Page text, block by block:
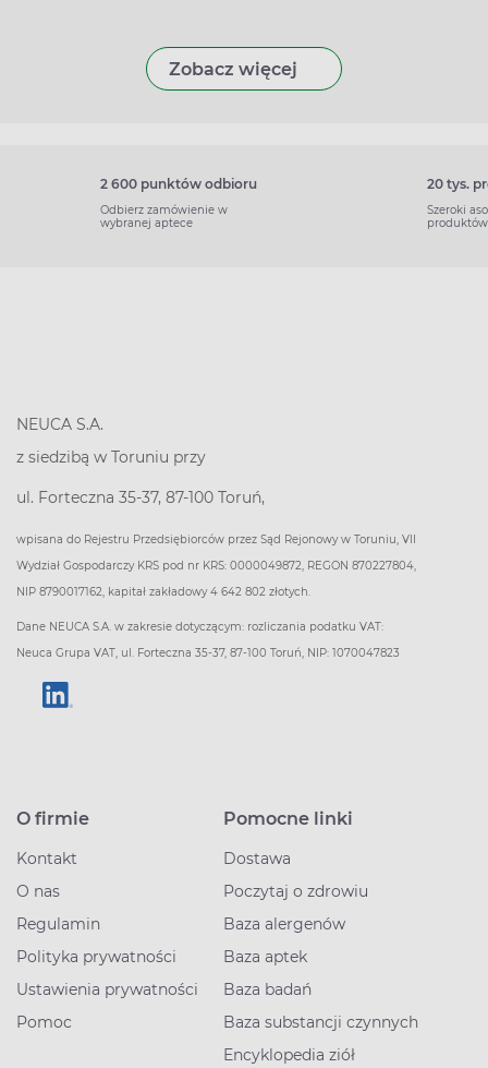
Zobacz więcej
2 600 punktów odbioru
Odbierz zamówienie w
wybranej aptece
20 tys.
Szeroki
produktów
NEUCA S.A.
z siedzibą w Toruniu przy
ul. Forteczna 35-37, 87-100 Toruń,
wpisana do Rejestru Przedsiębiorców przez Sąd Rejonowy w Toruniu, VII
Wydział Gospodarczy KRS pod nr KRS: 0000049872, REGON 870227804,
NIP 8790017162, kapitał zakładowy 4 642 802 złotych.
Dane NEUCA S.A. w zakresie dotyczącym: rozliczania podatku VAT:
Neuca Grupa VAT, ul. Forteczna 35-37, 87-100 Toruń, NIP: 1070047823
O firmie
Kontakt
O nas
Regulamin
Polityka prywatności
Ustawienia prywatności
Pomoc
Pomocne linki
Dostawa
Poczytaj o zdrowiu
Baza alergenów
Baza aptek
Baza badań
Baza substancji czynnych
Encyklopedia ziół